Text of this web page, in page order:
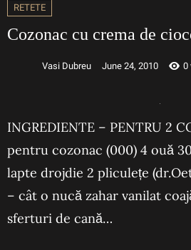
RETETE
Cozonac cu crema de
Vasi Dubreu June 24, 2010 0
INGREDIENTE – PENTRU 2
pentru cozonac (000) 4 ouă
lapte drojdie 2 pliculețe
– cât o nucă zahar vanilat
sferturi de cană…